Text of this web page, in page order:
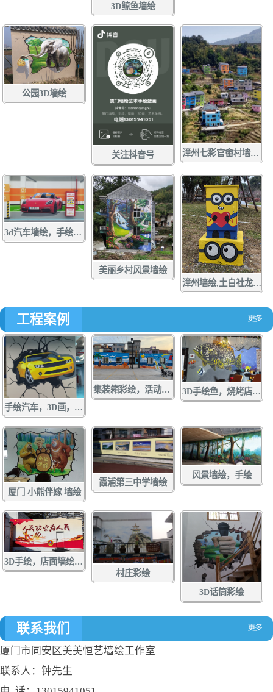
3D鲸鱼墙绘
公园3D墙绘
关注抖音号 漳州七彩官畬村墙绘，手绘，壁画，彩绘
3d汽车墙绘，手绘，壁画，彩绘
美丽乡村风景墙绘
漳州墙绘,土白社龙舟文化中心墙绘，龙江游手绘，亲水营地彩绘，龙江岁月壁画,配电箱彩绘，手绘，壁画，涂鸦
工程案例
手绘汽车，3D画，墙绘，壁画，彩绘
集装箱彩绘，活动板房手绘，货箱涂鸦，墙绘，壁画 3D手绘鱼，烧烤店墙绘，店面涂鸦，立体画彩绘
厦门 小熊伴嫁 墙绘
霞浦第三中学墙绘
风景墙绘，手绘
3D手绘，店面墙绘，店面涂鸦，立体画彩绘，壁画
村庄彩绘
3D话筒彩绘
联系我们
厦门市同安区美美恒艺墙绘工作室
联系人：钟先生